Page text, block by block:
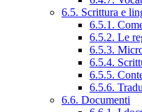
6.5. Scrittura e
6.5.1.
6.5.2. Le
6.5.3.
6.5.4.
6.5.5.
6.5.6.
6.6. Documenti